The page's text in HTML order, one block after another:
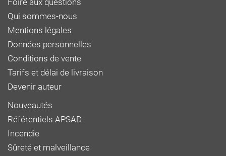
Foire aux questions
Qui sommes-nous
Mentions légales
Données personnelles
Conditions de vente
Tarifs et délai de livraison
Devenir auteur
Nouveautés
Référentiels APSAD
Incendie
Sûreté et malveillance